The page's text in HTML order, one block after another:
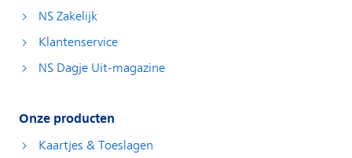
NS Zakelijk
Klantenservice
NS Dagje Uit-magazine
Onze producten
Kaartjes & Toeslagen